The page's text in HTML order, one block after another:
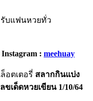
Instagram : meehuay
อตเตอรี่ สลากกินแบ่ง
ลขเด็ดหวยเขียน 1/10/64